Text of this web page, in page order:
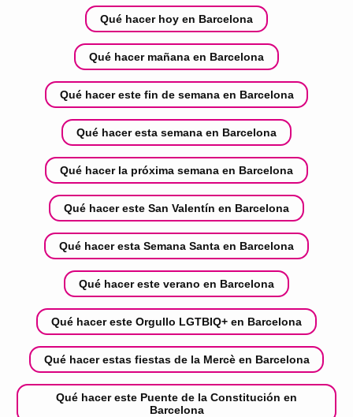
Qué hacer hoy en Barcelona
Qué hacer mañana en Barcelona
Qué hacer este fin de semana en Barcelona
Qué hacer esta semana en Barcelona
Qué hacer la próxima semana en Barcelona
Qué hacer este San Valentín en Barcelona
Qué hacer esta Semana Santa en Barcelona
Qué hacer este verano en Barcelona
Qué hacer este Orgullo LGTBIQ+ en Barcelona
Qué hacer estas fiestas de la Mercè en Barcelona
Qué hacer este Puente de la Constitución en
Barcelona